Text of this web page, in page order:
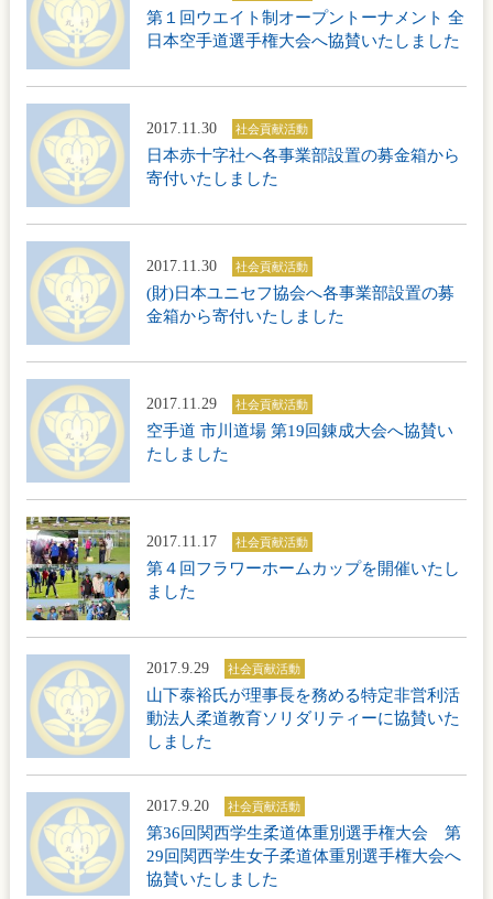
第１回ウエイト制オープントーナメント 全
日本空手道選手権大会へ協賛いたしました
2017.11.30 社会貢献活動
日本赤十字社へ各事業部設置の募金箱から
寄付いたしました
2017.11.30 社会貢献活動
(財)日本ユニセフ協会へ各事業部設置の募
金箱から寄付いたしました
2017.11.29 社会貢献活動
空手道 市川道場 第19回錬成大会へ協賛い
たしました
2017.11.17 社会貢献活動
第４回フラワーホームカップを開催いたし
ました
2017.9.29 社会貢献活動
山下泰裕氏が理事長を務める特定非営利活
動法人柔道教育ソリダリティーに協賛いた
しました
2017.9.20 社会貢献活動
第36回関西学生柔道体重別選手権大会 第
29回関西学生女子柔道体重別選手権大会へ
協賛いたしました